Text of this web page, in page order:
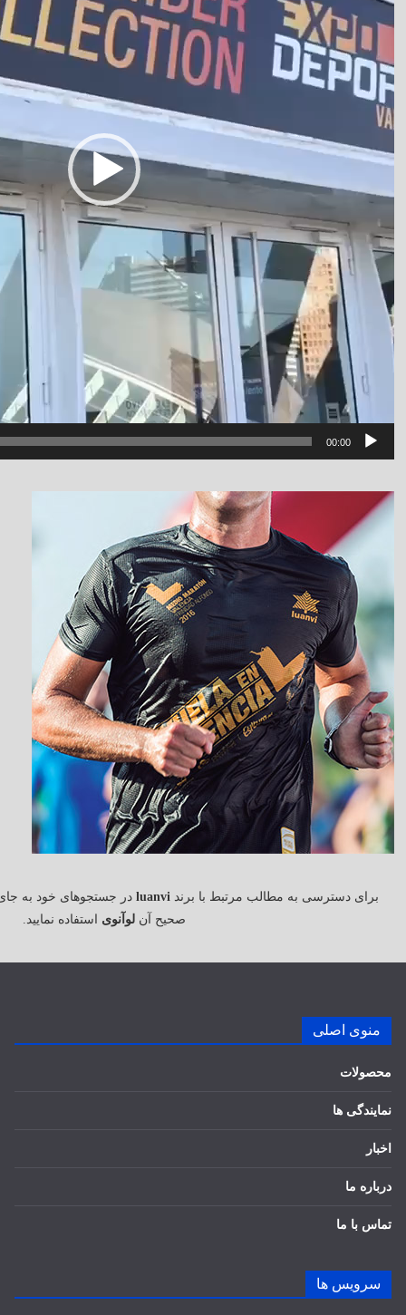
00:00
برای دسترسی به مطالب مرتبط با برندluanvi در جستجوهای خود به
صحیح آنلوآنوی استفاده نمایید.
منوی اصلی
محصولات
نمایندگی ها
اخبار
درباره ما
تماس با ما
سرویس ها